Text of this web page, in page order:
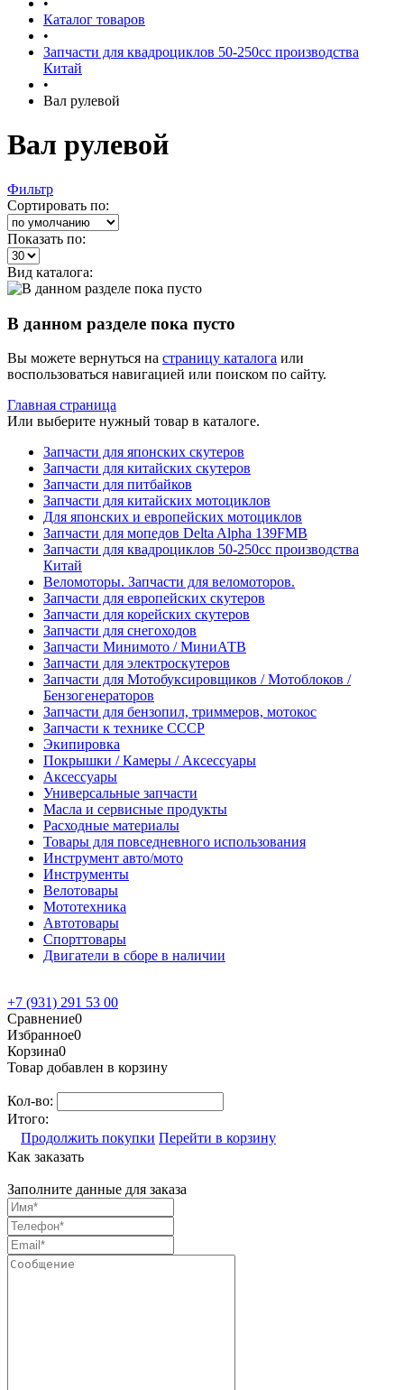
•
Каталог товаров
•
Запчасти для квадроциклов 50-250сс производства
Китай
•
Вал рулевой
Вал рулевой
Фильтр
Сортировать по:
Показать по:
Вид каталога:
В данном разделе пока пусто
Вы можете вернуться на страницу каталога или
воспользоваться навигацией или поиском по сайту.
Главная страница
Или выберите нужный товар в каталоге.
Запчасти для японских скутеров
Запчасти для китайских скутеров
Запчасти для питбайков
Запчасти для китайских мотоциклов
Для японских и европейских мотоциклов
Запчасти для мопедов Delta Alpha 139FMB
Запчасти для квадроциклов 50-250сс производства
Китай
Веломоторы. Запчасти для веломоторов.
Запчасти для европейских скутеров
Запчасти для корейских скутеров
Запчасти для снегоходов
Запчасти Минимото / МиниАТВ
Запчасти для электроскутеров
Запчасти для Мотобуксировщиков / Мотоблоков /
Бензогенераторов
Запчасти для бензопил, триммеров, мотокос
Запчасти к технике СССР
Экипировка
Покрышки / Камеры / Аксессуары
Аксессуары
Универсальные запчасти
Масла и сервисные продукты
Расходные материалы
Товары для повседневного использования
Инструмент авто/мото
Инструменты
Велотовары
Мототехника
Автотовары
Спорттовары
Двигатели в сборе в наличии
+7 (931) 291 53 00
Сравнение0
Избранное0
Корзина0
Товар добавлен в корзину
Кол-во:
Итого:
Продолжить покупки Перейти в корзину
Как заказать
Заполните данные для заказа